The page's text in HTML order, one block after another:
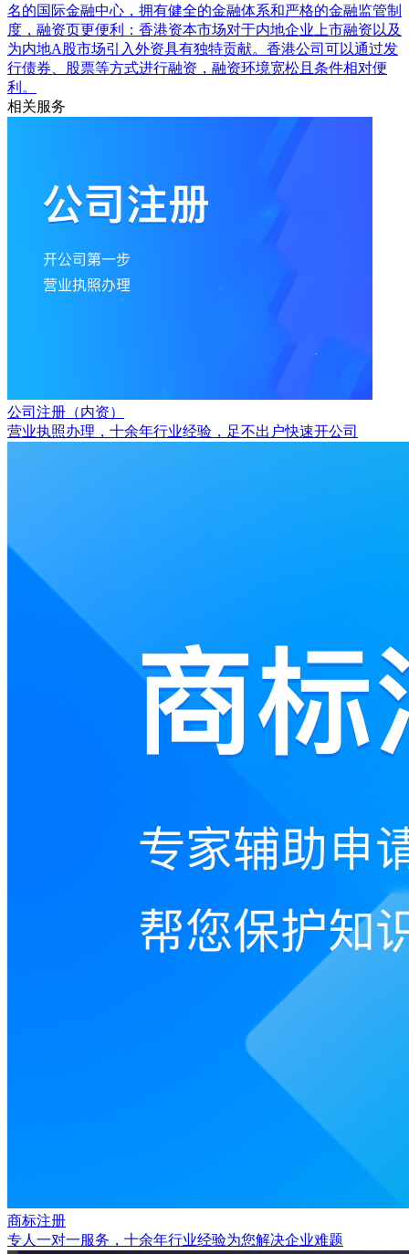
名的国际金融中心，拥有健全的金融体系和严格的金融监管制
度，融资页更便利：香港资本市场对于内地企业上市融资以及
为内地A股市场引入外资具有独特贡献。香港公司可以通过发
行债券、股票等方式进行融资，融资环境宽松且条件相对便
利。
相关服务
公司注册（内资）
营业执照办理，十余年行业经验，足不出户快速开公司
商标注册
专人一对一服务，十余年行业经验为您解决企业难题